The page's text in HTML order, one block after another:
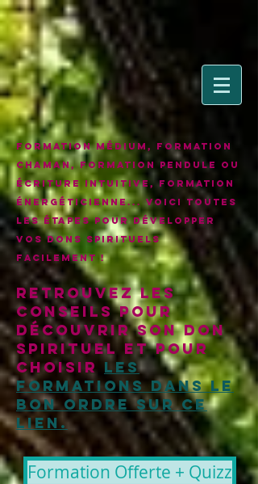
Formation médium, formation
chaman, formation pendule ou
écriture intuitive, formation
énergéticienne... voici toutes
les étapes pour développer
vos dons spirituels
facilement !
Retrouvez les
conseils pour
découvrir son don
spirituel et pour
choisirles
formations dans le
bon ordre sur ce
lien.
Formation Offerte + Quizz